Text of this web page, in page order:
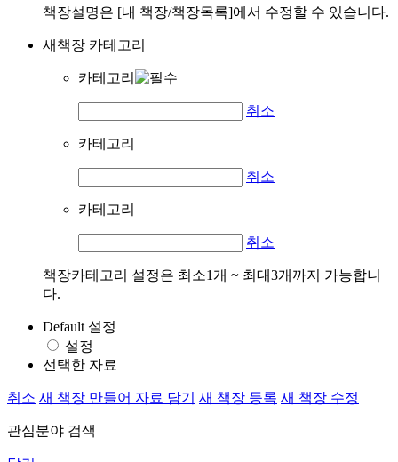
책장설명은 [내 책장/책장목록]에서 수정할 수 있습니다.
새책장 카테고리
카테고리
취소
카테고리
취소
카테고리
취소
책장카테고리 설정은 최소1개 ~ 최대3개까지 가능합니
다.
Default 설정
설정
선택한 자료
취소 새 책장 만들어 자료 담기 새 책장 등록 새 책장 수정
관심분야 검색